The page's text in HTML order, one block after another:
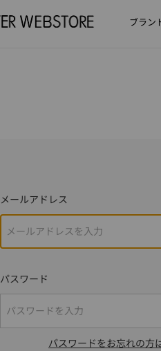
ブラン
メールアドレス
パスワード
パスワードをお忘れの方